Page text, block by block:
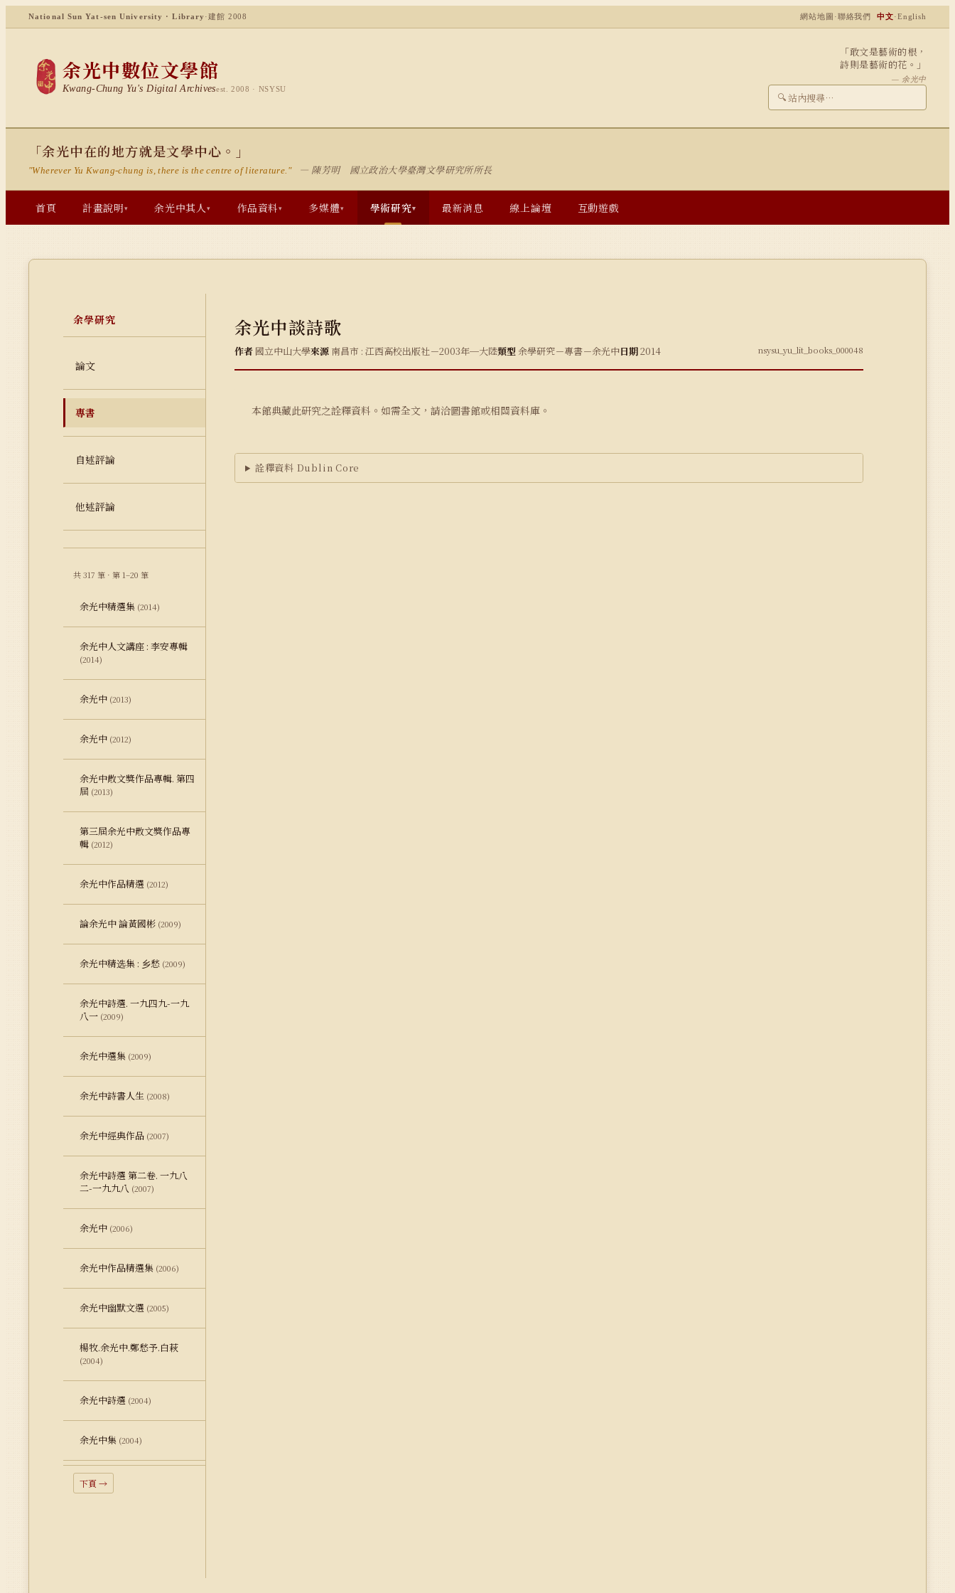
National Sun Yat-sen University · Library ·建館 2008 網站地圖 ·聯絡我們 中文·English
余光中數位文學館
Kwang-Chung Yu's Digital Archivesest. 2008 · NSYSU
「敢文是藝術的根，
詩則是藝術的花。」
— 余光中
🔍
「余光中在的地方就是文學中心。」
"Wherever Yu Kwang-chung is, there is the centre of literature." — 陳芳明 國立政治大學臺灣文學研究所所長
首頁 計畫說明▾ 余光中其人▾ 作品資料▾ 多媒體▾ 學術研究▾ 最新消息 線上論壇 互動遊戲
余學研究
論文
專書
自述評論
他述評論
共 317 筆 · 第 1–20 筆
余光中精選集 (2014)
余光中人文講座 : 李安專輯
(2014)
余光中 (2013)
余光中 (2012)
余光中散文獎作品專輯. 第四
屆 (2013)
第三屆余光中散文獎作品專
輯 (2012)
余光中作品精選 (2012)
論余光中 論黃國彬 (2009)
余光中精选集 : 乡愁 (2009)
余光中詩選. 一九四九-一九
八一 (2009)
余光中選集 (2009)
余光中詩書人生 (2008)
余光中經典作品 (2007)
余光中詩選 第二卷. 一九八
二-一九九八 (2007)
余光中 (2006)
余光中作品精選集 (2006)
余光中幽默文選 (2005)
楊牧.余光中.鄭愁予.白萩
(2004)
余光中詩選 (2004)
余光中集 (2004)
下頁 →
余光中談詩歌
作者 國立中山大學來源 南昌市 : 江西高校出版社－2003年─大陸類型 余學研究－專書－余光中日期2014 nsysu_yu_lit_books_000048
本館典藏此研究之詮釋資料。如需全文，請洽圖書館或相關資料庫。
詮釋資料 Dublin Core